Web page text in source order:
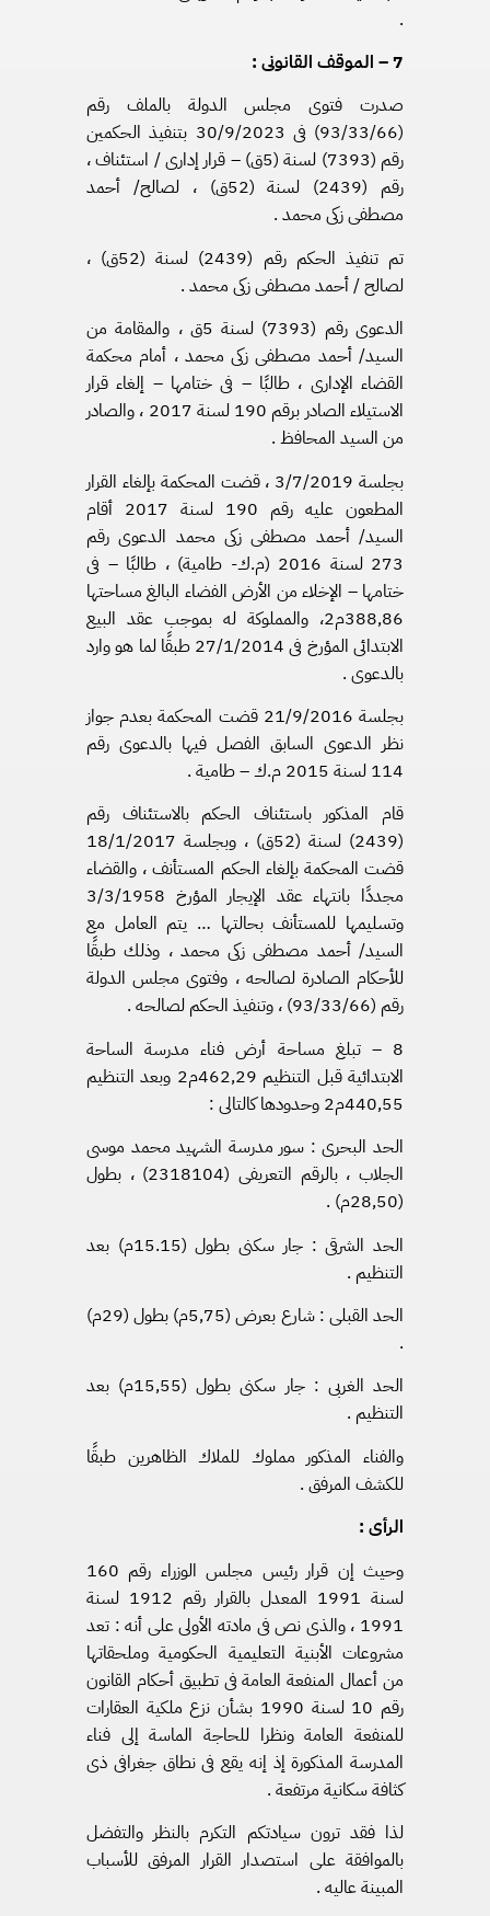
.
7 – الموقف القانونى :
صدرت فتوى مجلس الدولة بالملف رقم
(93/33/66) فى 30/9/2023 بتنفيذ الحكمين
رقم (7393) لسنة (5ق) – قرار إدارى / استئناف ،
رقم (2439) لسنة (52ق) ، لصالح/ أحمد
مصطفى زكى محمد .
تم تنفيذ الحكم رقم (2439) لسنة (52ق) ،
لصالح / أحمد مصطفى زكى محمد .
الدعوى رقم (7393) لسنة 5ق ، والمقامة من
السيد/ أحمد مصطفى زكى محمد ، أمام محكمة
القضاء الإدارى ، طالبًا – فى ختامها – إلغاء قرار
الاستيلاء الصادر برقم 190 لسنة 2017 ، والصادر
من السيد المحافظ .
بجلسة 3/7/2019 ، قضت المحكمة بإلغاء القرار
المطعون عليه رقم 190 لسنة 2017 أقام
السيد/ أحمد مصطفى زكى محمد الدعوى رقم
273 لسنة 2016 (م.ك- طامية) ، طالبًا – فى
ختامها – الإخلاء من الأرض الفضاء البالغ مساحتها
388٫86م2، والمملوكة له بموجب عقد البيع
الابتدائى المؤرخ فى 27/1/2014 طبقًا لما هو وارد
بالدعوى .
بجلسة 21/9/2016 قضت المحكمة بعدم جواز
نظر الدعوى السابق الفصل فيها بالدعوى رقم
114 لسنة 2015 م.ك – طامية .
قام المذكور باستئناف الحكم بالاستئناف رقم
(2439) لسنة (52ق) ، وبجلسة 18/1/2017
قضت المحكمة بإلغاء الحكم المستأنف ، والقضاء
مجددًا بانتهاء عقد الإيجار المؤرخ 3/3/1958
وتسليمها للمستأنف بحالتها … يتم العامل مع
السيد/ أحمد مصطفى زكى محمد ، وذلك طبقًا
للأحكام الصادرة لصالحه ، وفتوى مجلس الدولة
رقم (93/33/66) ، وتنفيذ الحكم لصالحه .
8 – تبلغ مساحة أرض فناء مدرسة الساحة
الابتدائية قبل التنظيم 462٫29م2 وبعد التنظيم
440٫55م2 وحدودها كالتالى :
الحد البحرى : سور مدرسة الشهيد محمد موسى
الجلاب ، بالرقم التعريفى (2318104) ، بطول
(28٫50م) .
الحد الشرقى : جار سكنى بطول (15.15م) بعد
التنظيم .
الحد القبلى : شارع بعرض (5٫75م) بطول (29م)
.
الحد الغربى : جار سكنى بطول (15٫55م) بعد
التنظيم .
والفناء المذكور مملوك للملاك الظاهرين طبقًا
للكشف المرفق .
الرأى :
وحيث إن قرار رئيس مجلس الوزراء رقم 160
لسنة 1991 المعدل بالقرار رقم 1912 لسنة
1991 ، والذى نص فى مادته الأولى على أنه : تعد
مشروعات الأبنية التعليمية الحكومية وملحقاتها
من أعمال المنفعة العامة فى تطبيق أحكام القانون
رقم 10 لسنة 1990 بشأن نزع ملكية العقارات
للمنفعة العامة ونظرا للحاجة الماسة إلى فناء
المدرسة المذكورة إذ إنه يقع فى نطاق جغرافى ذى
كثافة سكانية مرتفعة .
لذا فقد ترون سيادتكم التكرم بالنظر والتفضل
بالموافقة على استصدار القرار المرفق للأسباب
المبينة عاليه .